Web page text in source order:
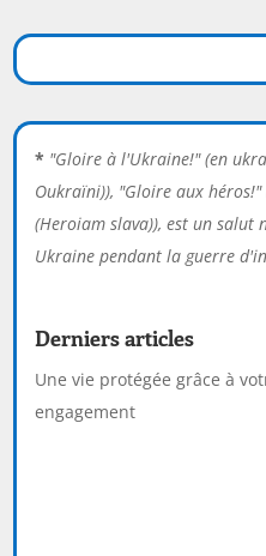
* "Gloire à l'Ukraine!" (en
Oukraïni)), "Gloire aux
(Heroiam slava)), est un
Ukraine pendant la guerre
Derniers articles
Une vie protégée grâce à
engagement